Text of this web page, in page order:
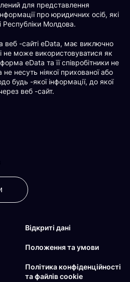
для представлення
про юридичних осіб, які
Республіки Молдова.
веб -сайті eData, має виключно
не може використовуватися як
eData та її співробітники не
несуть ніякої прихованої або
будь -якої інформації, до якої
веб -сайт.
Відкриті дані
Положення та умови
Політика конфіденційності
та файлів cookie